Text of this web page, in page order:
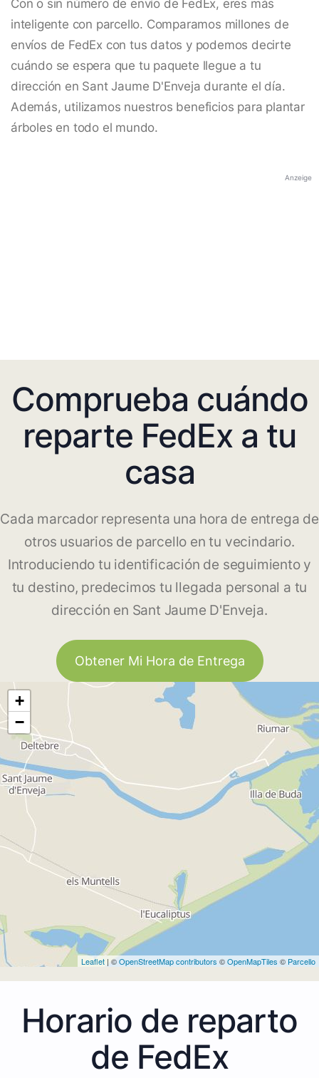
Con o sin número de envío de FedEx, eres más
inteligente con parcello. Comparamos millones de
envíos de FedEx con tus datos y podemos decirte
cuándo se espera que tu paquete llegue a tu
dirección en Sant Jaume D'Enveja durante el día.
Además, utilizamos nuestros beneficios para plantar
árboles en todo el mundo.
Anzeige
Comprueba cuándo
reparte FedEx a tu
casa
Cada marcador representa una hora de entrega de
otros usuarios de parcello en tu vecindario.
Introduciendo tu identificación de seguimiento y
tu destino, predecimos tu llegada personal a tu
dirección en Sant Jaume D'Enveja.
Obtener Mi Hora de Entrega
+
−
Leaflet | ©OpenStreetMap contributors ©OpenMapTiles © Parcello
Horario de reparto
de FedEx